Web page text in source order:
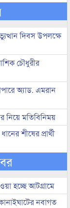
দিবস উপলক্ষে
চৌধুরীর
অ্যাড. এমরান
নিয়ে মতিবিনিময়
শীষের প্রার্থী
হচ্ছে আটগ্রামে
নবাগত